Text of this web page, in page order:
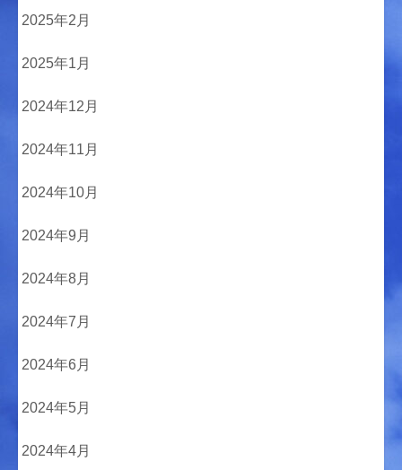
2025年2月
2025年1月
2024年12月
2024年11月
2024年10月
2024年9月
2024年8月
2024年7月
2024年6月
2024年5月
2024年4月